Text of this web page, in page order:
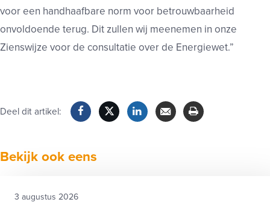
voor een handhaafbare norm voor betrouwbaarheid
onvoldoende terug. Dit zullen wij meenemen in onze
Zienswijze voor de consultatie over de Energiewet.”
Deel dit artikel:
Bekijk ook eens
3 augustus 2026